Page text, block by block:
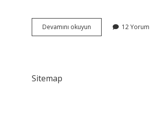
Devamını okuyun Solunum
Yolu
12 Yorum
Sitemap